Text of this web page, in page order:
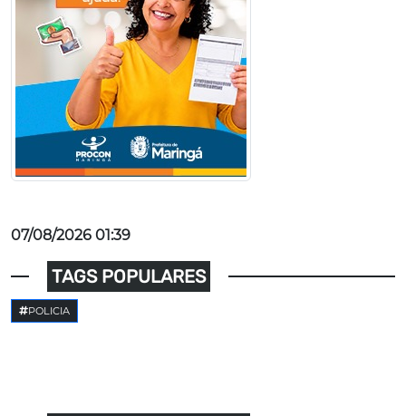
07/08/2026 01:39
TAGS POPULARES
POLICIA